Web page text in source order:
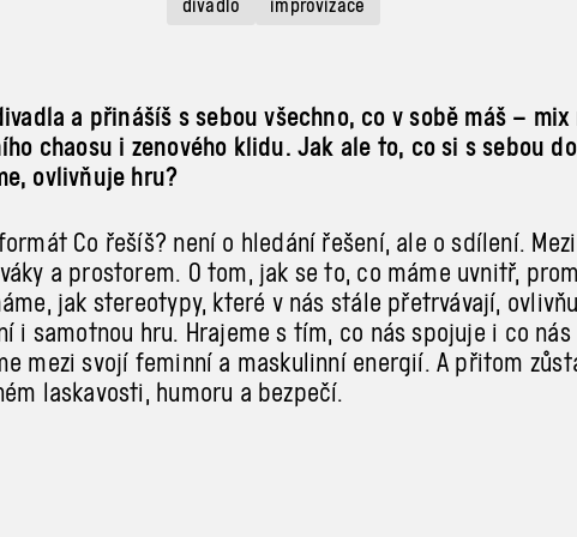
divadlo improvizace
a přinášíš s sebou všechno, co v sobě máš –
chaosu i zenového klidu. Jak ale to, co si s sebou
ovlivňuje hru?
Co řešíš? není o hledání řešení, ale o sdílení. Mezi
a prostorem. O tom, jak se to, co máme uvnitř,
jak stereotypy, které v nás stále přetrvávají,
i samotnou hru. Hrajeme s tím, co nás spojuje i co
mezi svojí feminní a maskulinní energií. A přitom
laskavosti, humoru a bezpečí.